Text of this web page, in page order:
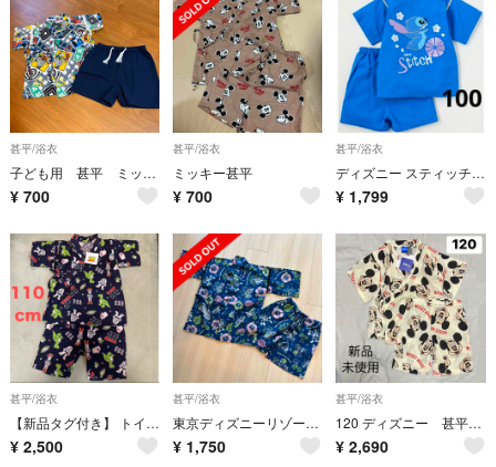
甚平/浴衣
子ども用 甚平 ミッキー
¥ 700
甚平/浴衣
ミッキー甚平
¥ 700
甚平/浴衣
ディズニー スティッチ 甚平 100
¥ 1,799
甚平/浴衣
【新品タグ付き】 トイストーリー 甚平 浴衣 総柄 夏祭り 盆踊り 花火大会
¥ 2,500
甚平/浴衣
東京ディズニーリゾート 甚平 キッズ 120
¥ 1,750
甚平/浴衣
120 ディズニー 甚平 パジャマ 男の子 お祭り 浴衣 ミッキー しまむら
¥ 2,690